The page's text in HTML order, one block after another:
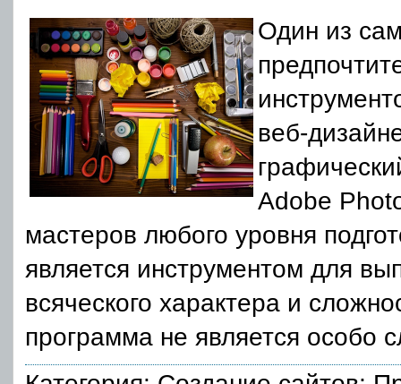
Один из
веб-
Adobe
мастеров любого уровня
является инструментом для
всяческого характера и
программа не является особо